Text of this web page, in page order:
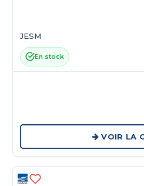
JESM
En stock
VOIR LA